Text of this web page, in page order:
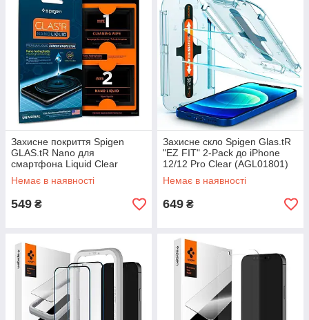
Захисне покриття Spigen
GLAS.tR Nano для
смартфона Liquid Clear
(000GL21813)
Немає в наявності
549 ₴
Захисне скло Spigen Glas.tR
"EZ FIT" 2-Pack до iPhone
12/12 Pro Clear (AGL01801)
Немає в наявності
649 ₴